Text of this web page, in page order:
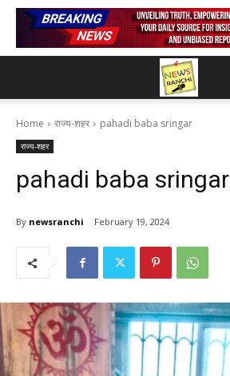
Home राज्य-शहर pahadi baba sringar
राज्य-शहर
pahadi baba sringar
By newsranchi February 19, 2024